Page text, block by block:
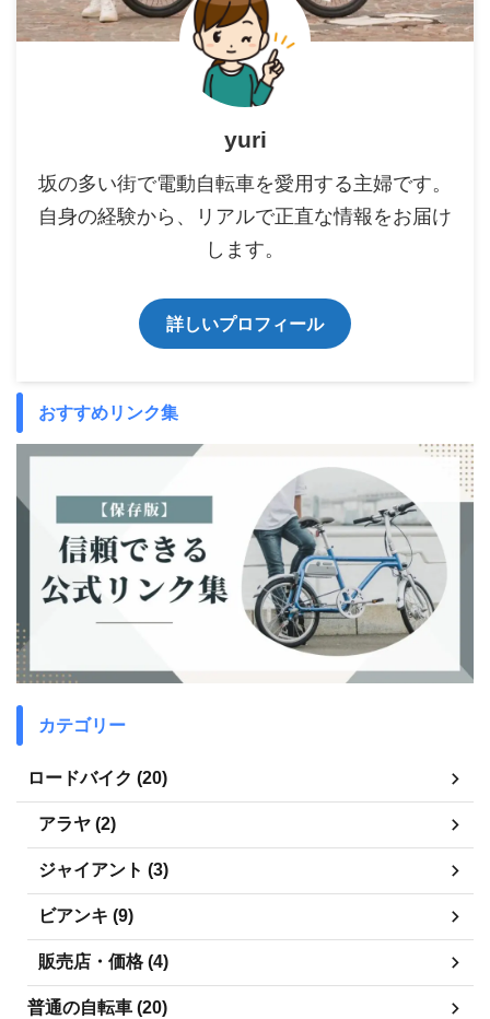
yuri
坂の多い街で電動自転車を愛用する主婦です。
自身の経験から、リアルで正直な情報をお届け
します。
詳しいプロフィール
おすすめリンク集
カテゴリー
ロードバイク (20)
アラヤ (2)
ジャイアント (3)
ビアンキ (9)
販売店・価格 (4)
普通の自転車 (20)